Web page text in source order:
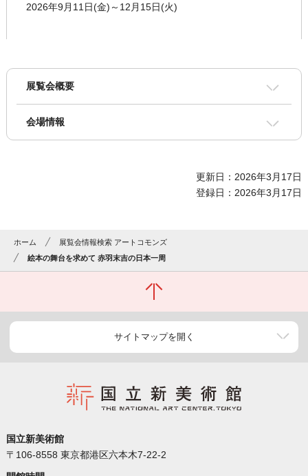
2026年9月11日(金)～12月15日(火)
展覧会概要
会場情報
更新日：2026年3月17日
登録日：2026年3月17日
ホーム
展覧会情報検索 アートコモンズ
絵本の舞台を求めて 赤羽末吉の日本一周
サイトマップを開く
国立新美術館
〒106-8558 東京都港区六本木7-22-2